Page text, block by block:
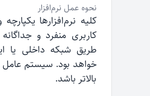
نحوه عمل نرم‌افزار
کلیه نرم‌افزارها
کاربری منفرد و
طریق شبکه داخلی یا
بالاتر باشد.